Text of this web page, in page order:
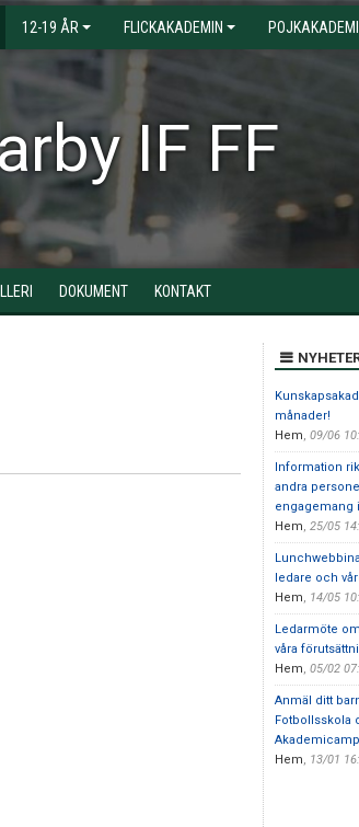
12-19 ÅR FLICKAKADEMIN
IF FF
DOKUMENT KONTAKT
månader!
Hem, 09/06
Information
andra
engagemang
Hem, 25/05
ledare och
Hem, 14/05
Ledarmöte
våra
Hem, 05/02
Anmäl ditt
Fotbollsskola
Hem, 13/01